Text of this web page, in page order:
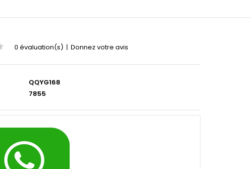
0 évaluation(s) | Donnez votre avis
QQYG168
7855